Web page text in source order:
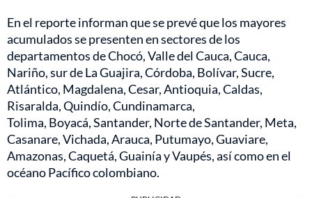
En el reporte informan que se prevé que los mayores
acumulados se presenten en sectores de los
departamentos de Chocó, Valle del Cauca, Cauca,
Nariño, sur de La Guajira, Córdoba, Bolívar, Sucre,
Atlántico, Magdalena, Cesar, Antioquia, Caldas,
Risaralda, Quindío, Cundinamarca,
Tolima, Boyacá, Santander, Norte de Santander, Meta,
Casanare, Vichada, Arauca, Putumayo, Guaviare,
Amazonas, Caquetá, Guainía y Vaupés, así como en el
océano Pacífico colombiano.